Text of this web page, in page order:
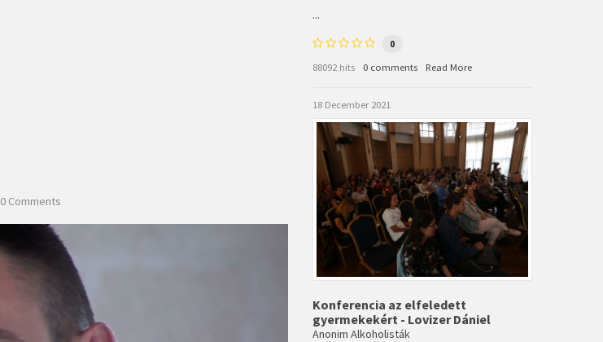
0 Comments
...
0
88092 hits 0 comments Read More
18 December 2021
Konferencia az elfeledett
gyermekekért - Lovizer Dániel
Anonim Alkoholisták